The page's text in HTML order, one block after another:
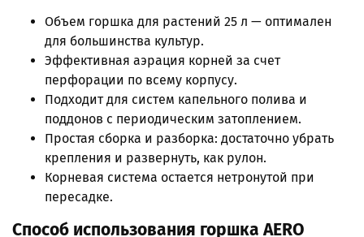
Объем горшка для растений 25 л — оптимален
для большинства культур.
Эффективная аэрация корней за счет
перфорации по всему корпусу.
Подходит для систем капельного полива и
поддонов с периодическим затоплением.
Простая сборка и разборка: достаточно убрать
крепления и развернуть, как рулон.
Корневая система остается нетронутой при
пересадке.
Способ использования горшка AERO